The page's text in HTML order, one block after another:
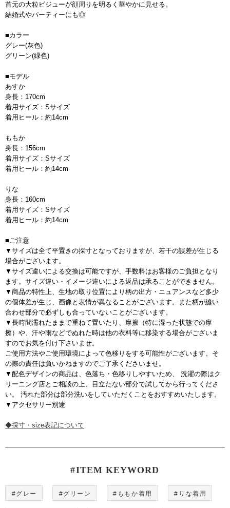
首元の大粒ビジューが顔周りを明るく華やかに見せる。
結婚式やパーティーにも◎
■カラー
グレー(灰色)
グリーン(緑色)
■モデル
あすか
身長：170cm
着用サイズ：Sサイズ
着用ヒール：約14cm
ももか
身長：156cm
着用サイズ：Sサイズ
着用ヒール：約14cm
りな
身長：160cm
着用サイズ：Sサイズ
着用ヒール：約14cm
■ご注意
▼サイズは全て平置きの採寸となっておりますが、若干の誤差が生じる
場合がございます。
▼サイズ違いによる交換は可能ですが、手数料はお客様のご負担となり
ます。サイズ違い・イメージ違いによる返品は承ることができません。
▼商品の特性上、生地の取り位置により柄の出方・ニュアンスなど多少
の個体差が生じ、画像と表情が異なることがございます。また柄が縫い
合わせ部分で必ずしも合っていないことがございます。
▼長時間濡れたままで重ねて置いたり、摩擦（特に湿った状態での摩
擦）や、汗や雨などでぬれた時は他の衣料等に移染する場合がございま
すのでお気を付け下さいませ。
ご使用方法やご使用環境によって色移りをする可能性がございます。そ
の際の責任は負いかねますのでご了承くださいませ。
▼配色デザインの商品は、色落ち・色移りしやすいため、 洗濯の際はク
リーニング店とご相談の上、目立たない部分で試してから行ってくださ
い。 汚れた部分は部分洗いをしていただくことをおすすめいたします。
▼アクセサリー別途
◆採寸・size表記について
#ITEM KEYWORD
#グレー #グリーン #ももか着用 #りな着用